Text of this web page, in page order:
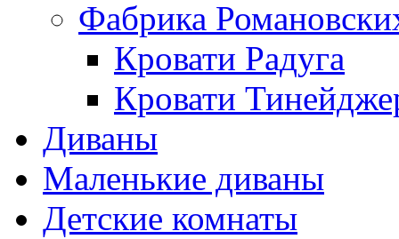
Фабрика
Кровати Радуга
Кровати
Диваны
Маленькие диваны
Детские комнаты